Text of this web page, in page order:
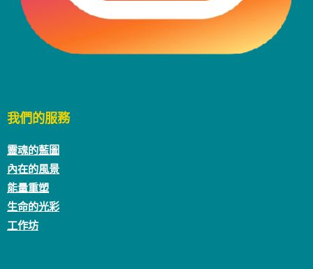
我們的服務
靈魂的藍圖
內在的風景
能量重塑
生命的光彩
工作坊